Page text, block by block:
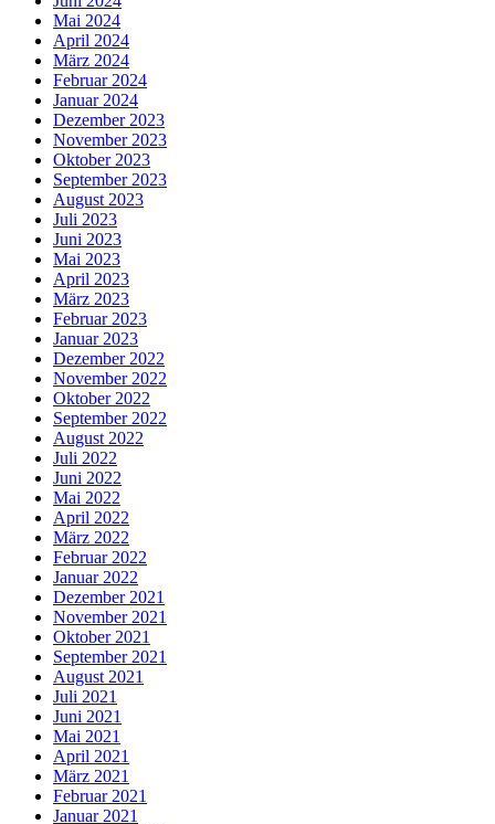
Mai 2024
April 2024
März 2024
Februar 2024
Januar 2024
Dezember 2023
November 2023
Oktober 2023
September 2023
August 2023
Juli 2023
Juni 2023
Mai 2023
April 2023
März 2023
Februar 2023
Januar 2023
Dezember 2022
November 2022
Oktober 2022
September 2022
August 2022
Juli 2022
Juni 2022
Mai 2022
April 2022
März 2022
Februar 2022
Januar 2022
Dezember 2021
November 2021
Oktober 2021
September 2021
August 2021
Juli 2021
Juni 2021
Mai 2021
April 2021
März 2021
Februar 2021
Januar 2021